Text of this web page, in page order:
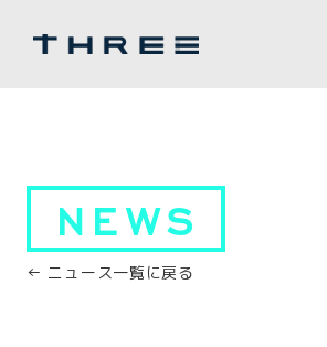
NEWS
← ニュース一覧に戻る